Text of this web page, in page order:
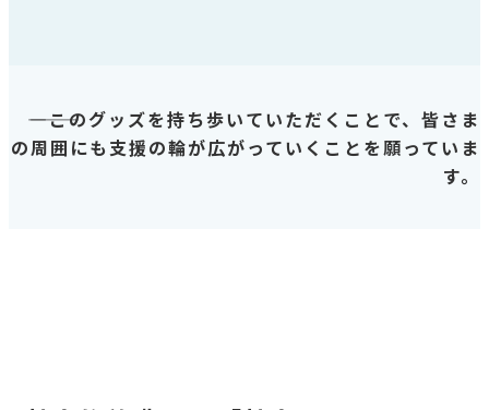
――――このグッズを持ち歩いていただくことで、皆さま
の周囲にも支援の輪が広がっていくことを願っていま
す。